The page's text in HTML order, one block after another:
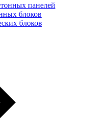
панелей
блоков
блоков